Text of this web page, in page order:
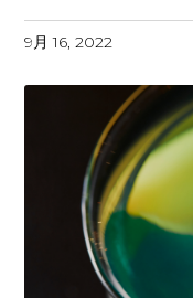
9月 16, 2022